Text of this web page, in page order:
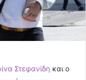
Στεφανίδη και ο